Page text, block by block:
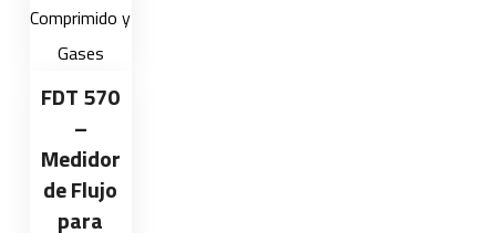
FDT 570
–
Medidor
de Flujo
para